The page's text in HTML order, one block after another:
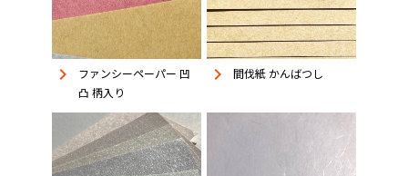
keyboard_arrow_right
ファンシーペーパー 凹
凸 柄入り
keyboard_arrow_right 間伐紙 かんばつし